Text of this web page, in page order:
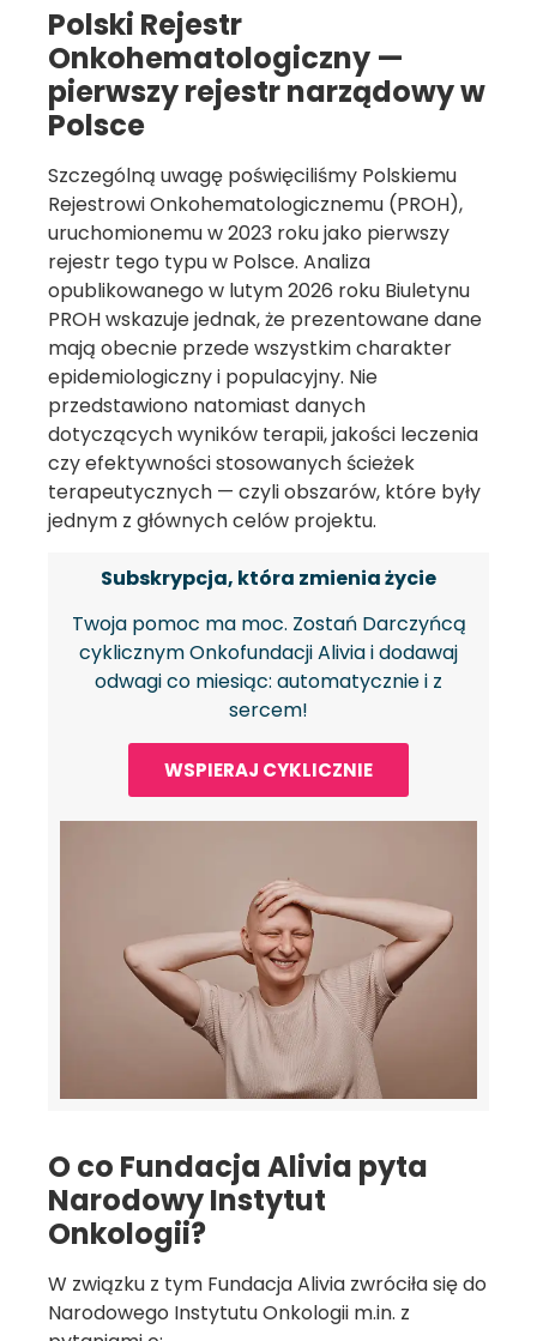
Polski Rejestr
Onkohematologiczny —
pierwszy rejestr narządowy w
Polsce
Szczególną uwagę poświęciliśmy Polskiemu
Rejestrowi Onkohematologicznemu (PROH),
uruchomionemu w 2023 roku jako pierwszy
rejestr tego typu w Polsce. Analiza
opublikowanego w lutym 2026 roku Biuletynu
PROH wskazuje jednak, że prezentowane dane
mają obecnie przede wszystkim charakter
epidemiologiczny i populacyjny. Nie
przedstawiono natomiast danych
dotyczących wyników terapii, jakości leczenia
czy efektywności stosowanych ścieżek
terapeutycznych — czyli obszarów, które były
jednym z głównych celów projektu.
Subskrypcja, która zmienia życie
Twoja pomoc ma moc. Zostań Darczyńcą
cyklicznym Onkofundacji Alivia i dodawaj
odwagi co miesiąc: automatycznie i z
sercem!
WSPIERAJ CYKLICZNIE
O co Fundacja Alivia pyta
Narodowy Instytut
Onkologii?
W związku z tym Fundacja Alivia zwróciła się do
Narodowego Instytutu Onkologii m.in. z